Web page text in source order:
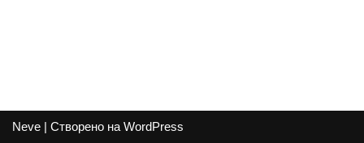
Neve | Створено на WordPress